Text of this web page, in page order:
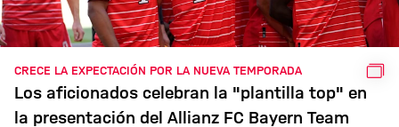
CRECE LA EXPECTACIÓN POR LA NUEVA TEMPORADA
Los aficionados celebran la "plantilla top" en
la presentación del Allianz FC Bayern Team